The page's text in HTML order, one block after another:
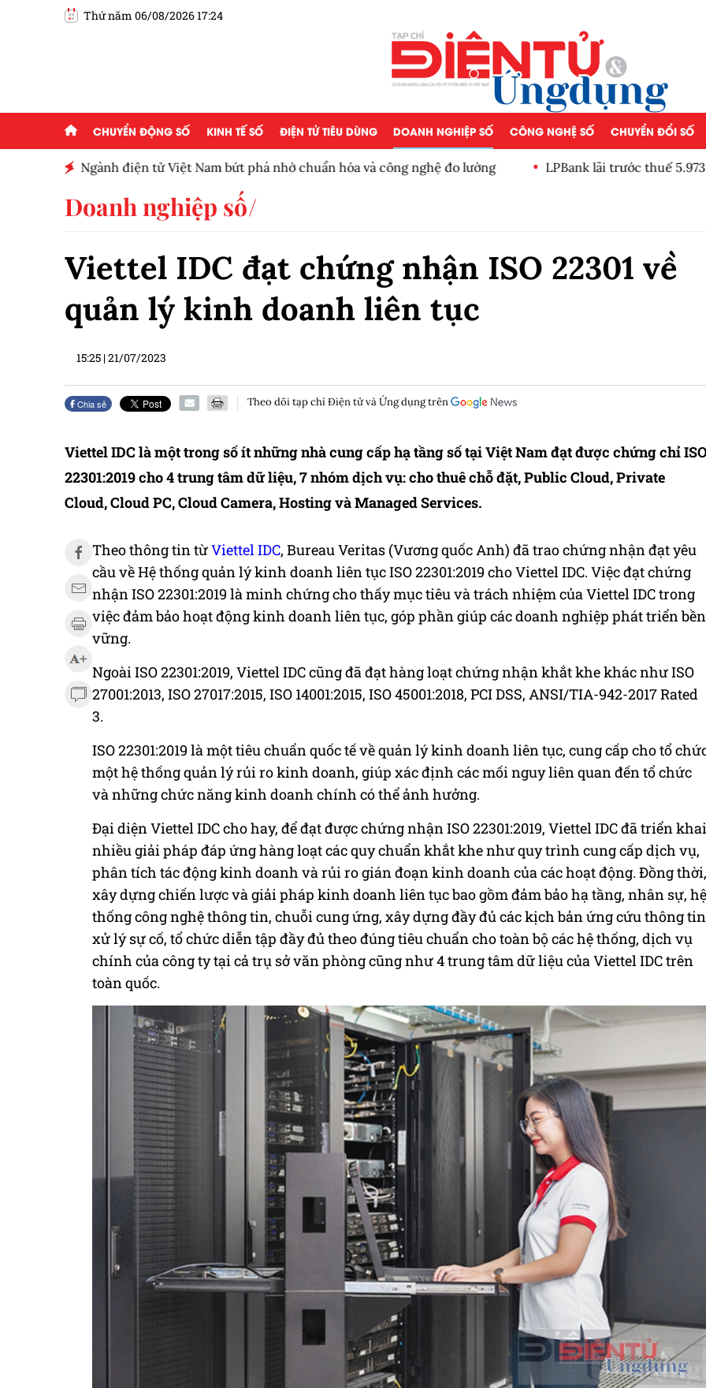
Thứ năm 06/08/2026 17:24
CHUYỂN ĐỘNG SỐ KINH TẾ SỐ ĐIỆN TỬ TIÊU DÙNG DOANH NGHIỆP SỐ CÔNG NGHỆ SỐ CHUYỂN ĐỔI SỐ
Ngành điện tử Việt Nam bứt phá nhờ chuẩn hóa và công nghệ đo lường
LPBank lãi trước thuế
Doanh nghiệp số
Viettel IDC đạt chứng nhận ISO 22301 về
quản lý kinh doanh liên tục
15:25 |21/07/2023
Chia sẻ Theo dõi tạp chí Điện tử và Ứng dụng trên
Viettel IDC là một trong số ít những nhà cung cấp hạ tầng số tại Việt Nam đạt được chứng chỉ
22301:2019 cho 4 trung tâm dữ liệu, 7 nhóm dịch vụ: cho thuê chỗ đặt, Public Cloud, Private
Cloud, Cloud PC, Cloud Camera, Hosting và Managed Services.
Theo thông tin từViettel IDC, Bureau Veritas (Vương quốc Anh) đã trao chứng nhận đạt yêu
cầu về Hệ thống quản lý kinh doanh liên tục ISO 22301:2019 cho Viettel IDC. Việc đạt chứng
nhận ISO 22301:2019 là minh chứng cho thấy mục tiêu và trách nhiệm của Viettel IDC trong
việc đảm bảo hoạt động kinh doanh liên tục, góp phần giúp các doanh nghiệp phát triển bền
vững.
Ngoài ISO 22301:2019, Viettel IDC cũng đã đạt hàng loạt chứng nhận khắt khe khác như ISO
27001:2013, ISO 27017:2015, ISO 14001:2015, ISO 45001:2018, PCI DSS, ANSI/TIA-942-2017 Rated
3.
ISO 22301:2019 là một tiêu chuẩn quốc tế về quản lý kinh doanh liên tục, cung cấp cho tổ
một hệ thống quản lý rủi ro kinh doanh, giúp xác định các mối nguy liên quan đến tổ chức
và những chức năng kinh doanh chính có thể ảnh hưởng.
Đại diện Viettel IDC cho hay, để đạt được chứng nhận ISO 22301:2019, Viettel IDC đã triển khai
nhiều giải pháp đáp ứng hàng loạt các quy chuẩn khắt khe như quy trình cung cấp dịch vụ,
phân tích tác động kinh doanh và rủi ro gián đoạn kinh doanh của các hoạt động. Đồng thời,
xây dựng chiến lược và giải pháp kinh doanh liên tục bao gồm đảm bảo hạ tầng, nhân sự, hệ
thống công nghệ thông tin, chuỗi cung ứng, xây dựng đầy đủ các kịch bản ứng cứu thông
xử lý sự cố, tổ chức diễn tập đầy đủ theo đúng tiêu chuẩn cho toàn bộ các hệ thống, dịch vụ
chính của công ty tại cả trụ sở văn phòng cũng như 4 trung tâm dữ liệu của Viettel IDC trên
toàn quốc.